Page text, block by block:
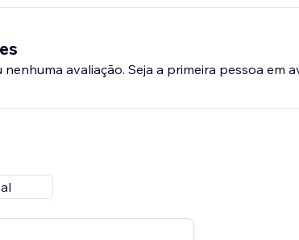
avaliação. Seja a primeira pessoa em